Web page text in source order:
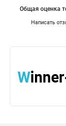
Написать
Общая оценка